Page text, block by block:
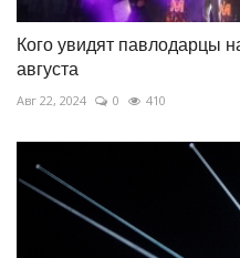
Кого увидят павлодарцы
августа
Авг 22, 2024 0 410